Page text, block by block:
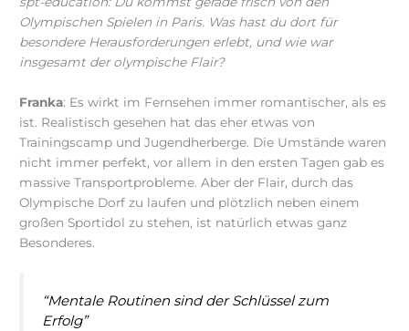
Olympischen Spielen in Paris. Was hast du dort für
besondere Herausforderungen erlebt, und wie war
insgesamt der olympische Flair?
Franka: Es wirkt im Fernsehen immer romantischer, als es
ist. Realistisch gesehen hat das eher etwas von
Trainingscamp und Jugendherberge. Die Umstände waren
nicht immer perfekt, vor allem in den ersten Tagen gab es
massive Transportprobleme. Aber der Flair, durch das
Olympische Dorf zu laufen und plötzlich neben einem
großen Sportidol zu stehen, ist natürlich etwas ganz
Besonderes.
“Mentale Routinen sind der Schlüssel zum
Erfolg”